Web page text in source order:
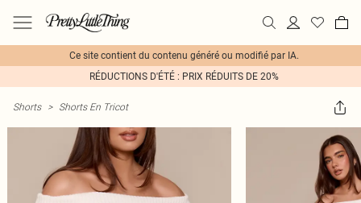
Ce site contient du contenu généré ou modifié par IA.
RÉDUCTIONS D'ÉTÉ : PRIX RÉDUITS DE 20%
Shorts > Shorts En Tricot